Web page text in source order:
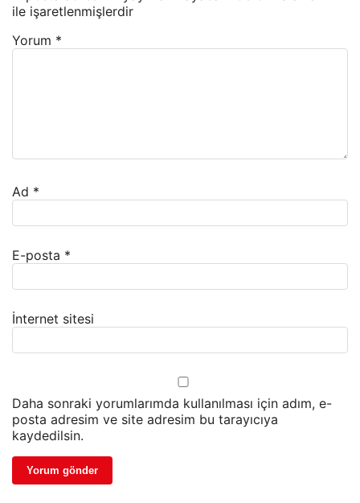
ile işaretlenmişlerdir
Yorum *
Ad *
E-posta *
İnternet sitesi
Daha sonraki yorumlarımda kullanılması için adım, e-
posta adresim ve site adresim bu tarayıcıya
kaydedilsin.